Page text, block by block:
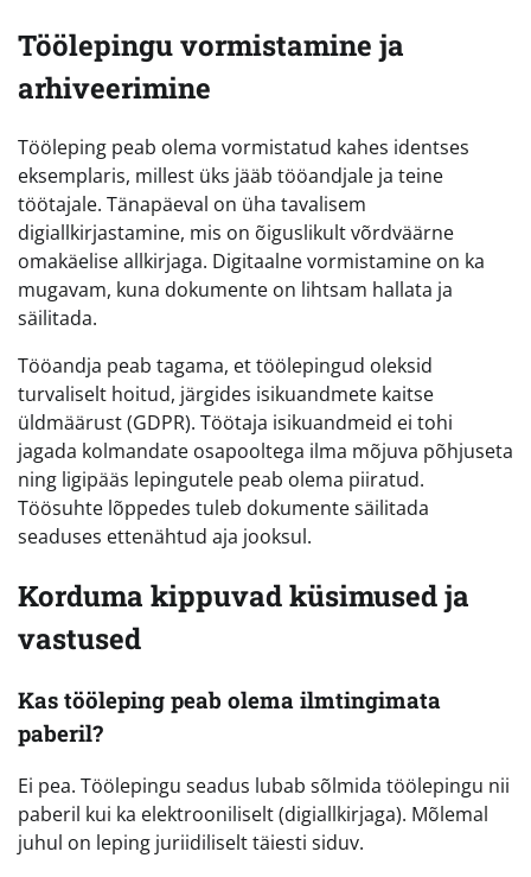
Töölepingu vormistamine ja
arhiveerimine
Tööleping peab olema vormistatud kahes identses
eksemplaris, millest üks jääb tööandjale ja teine
töötajale. Tänapäeval on üha tavalisem
digiallkirjastamine, mis on õiguslikult võrdväärne
omakäelise allkirjaga. Digitaalne vormistamine on ka
mugavam, kuna dokumente on lihtsam hallata ja
säilitada.
Tööandja peab tagama, et töölepingud oleksid
turvaliselt hoitud, järgides isikuandmete kaitse
üldmäärust (GDPR). Töötaja isikuandmeid ei tohi
jagada kolmandate osapooltega ilma mõjuva põhjuseta
ning ligipääs lepingutele peab olema piiratud.
Töösuhte lõppedes tuleb dokumente säilitada
seaduses ettenähtud aja jooksul.
Korduma kippuvad küsimused ja
vastused
Kas tööleping peab olema ilmtingimata
paberil?
Ei pea. Töölepingu seadus lubab sõlmida töölepingu nii
paberil kui ka elektrooniliselt (digiallkirjaga). Mõlemal
juhul on leping juriidiliselt täiesti siduv.